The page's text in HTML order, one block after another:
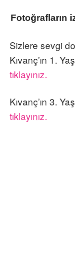
Fotoğrafların
Sizlere sevgi
Kıvanç’ın 1.
tıklayınız.
Kıvanç’ın 3.
tıklayınız.